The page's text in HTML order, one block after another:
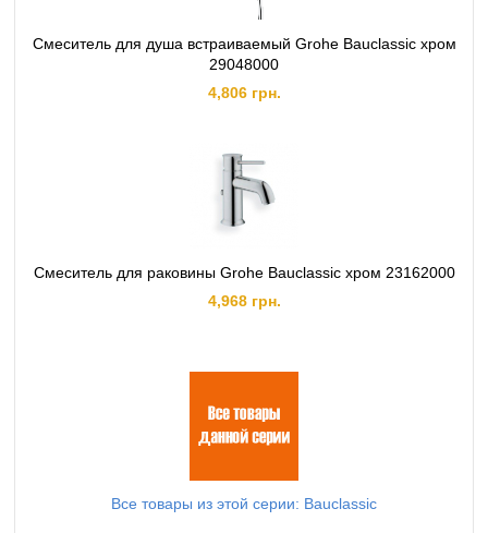
Смеситель для душа встраиваемый Grohe Bauclassic хром
29048000
4,806 грн.
Смеситель для раковины Grohe Bauclassic хром 23162000
4,968 грн.
Все товары из этой серии: Bauclassic